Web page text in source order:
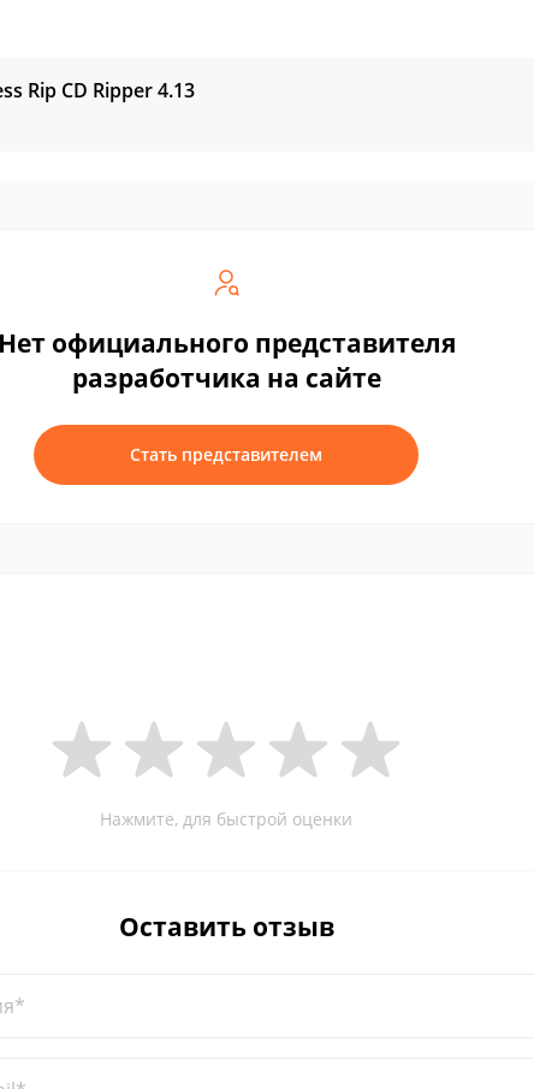
Rip CD Ripper4.13
Нет официального представителя
разработчика на сайте
Стать представителем
Нажмите, для быстрой оценки
Оставить отзыв